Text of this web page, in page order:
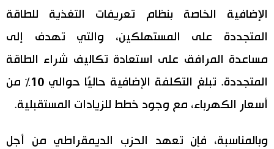
الإضافية الخاصة بنظام تعريفات التغذية للطاقة
المتجددة على المستهلكين، والتي تهدف إلى
مساعدة المرافق على استعادة تكاليف شراء الطاقة
المتجددة. تبلغ التكلفة الإضافية حاليًا حوالي 10٪ من
أسعار الكهرباء، مع وجود خطط للزيادات المستقبلية.
وبالمناسبة، فإن تعهد الحزب الديمقراطي من أجل